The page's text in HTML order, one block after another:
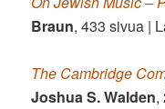
Braun, 433 sivua |
The Cambridge
Joshua S. Walden,